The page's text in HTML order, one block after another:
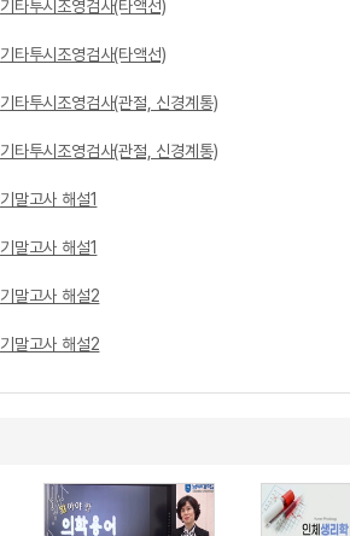
기타투시조영검사(타액선)
기타투시조영검사(타액선)
기타투시조영검사(관절, 신경계통)
기타투시조영검사(관절, 신경계통)
기말고사 해설1
기말고사 해설1
기말고사 해설2
기말고사 해설2